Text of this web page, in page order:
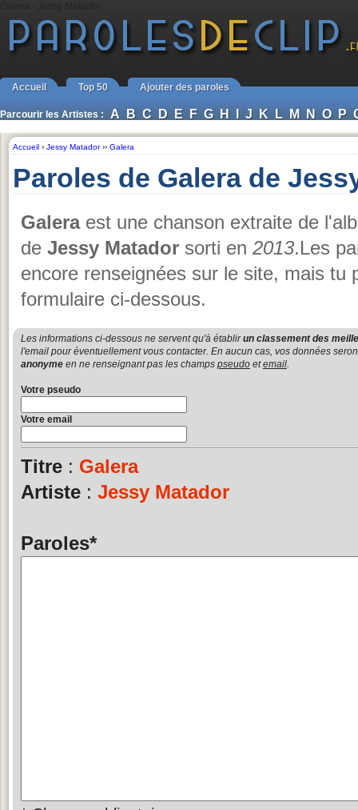
Accueil Top 50 Ajouter des paroles
Parcourir les Artistes : A B C D E F G H I J K L M N O P
Accueil › Jessy Matador›› Galera
Paroles de Galera de
Galeraest une chanson extraite de
de Jessy Matador sorti en 2013.Les
encore renseignées sur le site, mais tu
formulaire ci-dessous.
Les informations ci-dessous ne servent qu'à établirun classement des
l'email pour éventuellement vous contacter. En aucun cas, vos données
anonyme en ne renseignant pas les champs pseudo etemail.
Votre pseudo
Votre email
Titre : Galera
Artiste : Jessy Matador
Paroles*